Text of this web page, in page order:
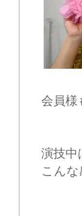
会員様
演技中
こん